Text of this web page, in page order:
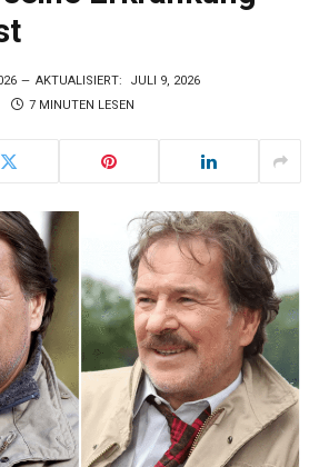
AKTUALISIERT:
JULI 9, 2026
7 MINUTEN LESEN